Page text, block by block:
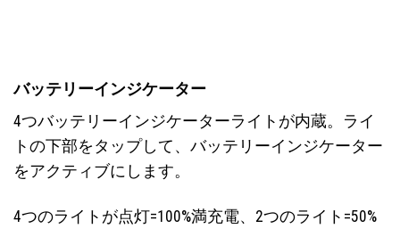
バッテリーインジケーター
4つバッテリーインジケーターライトが内蔵。ライ
トの下部をタップして、バッテリーインジケーター
をアクティブにします。
4つのライトが点灯=100%満充電、2つのライト=50%